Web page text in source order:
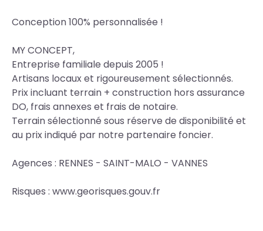
Conception 100% personnalisée !
MY CONCEPT,
Entreprise familiale depuis 2005 !
Artisans locaux et rigoureusement sélectionnés.
Prix incluant terrain + construction hors assurance
DO, frais annexes et frais de notaire.
Terrain sélectionné sous réserve de disponibilité et
au prix indiqué par notre partenaire foncier.
Agences : RENNES - SAINT-MALO - VANNES
Risques : www.georisques.gouv.fr